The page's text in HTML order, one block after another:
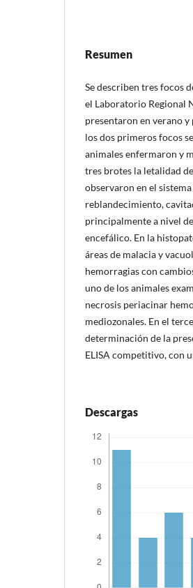
Resumen
Se describen tres focos
el Laboratorio Regional
presentaron en verano y
los dos primeros focos
animales enfermaron y
tres brotes la letalidad
observaron en el
reblandecimiento,
principalmente a nivel
encefálico. En la
áreas de malacia y
hemorragias con
uno de los animales
necrosis periacinar
mediozonales. En el
determinación de la
ELISA competitivo, con
Descargas